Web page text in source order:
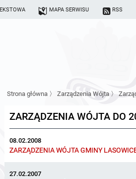
MAPA SERWISU RSS
Strona główna 〉 Zarządzenia Wójta 〉
ZARZĄDZENIA WÓJTA DO
08.02.2008
ZARZĄDZENIA WÓJTA GMINY
27.02.2007